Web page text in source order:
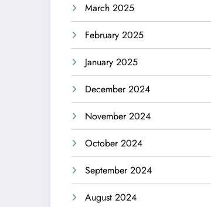
March 2025
February 2025
January 2025
December 2024
November 2024
October 2024
September 2024
August 2024